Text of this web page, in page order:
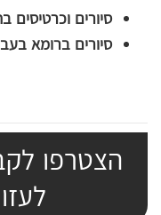
סיורים וכרטיסים
סיורים ברומא
הצטרפו